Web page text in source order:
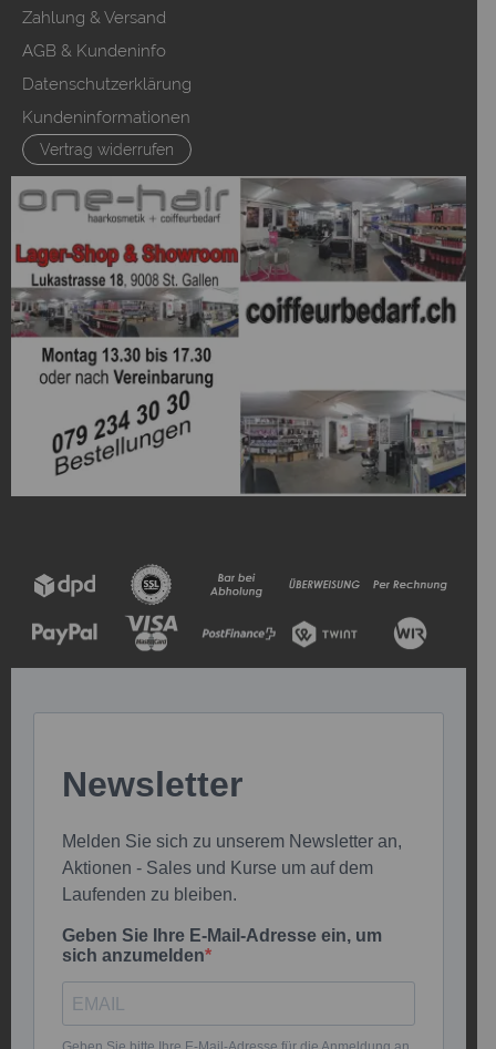
Zahlung & Versand
AGB & Kundeninfo
Datenschutzerklärung
Kundeninformationen
Vertrag widerrufen